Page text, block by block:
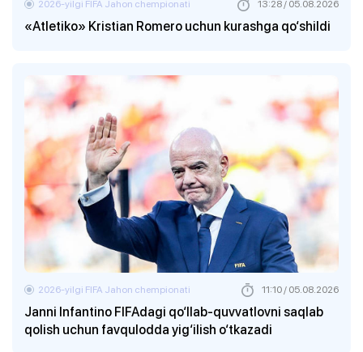
«Atletiko» Kristian Romero uchun kurashga qo‘shildi
2026-yilgi FIFA Jahon chempionati 13:28 / 05.08.2026
Janni Infantino FIFAdagi qo‘llab-quvvatlovni saqlab
qolish uchun favqulodda yig‘ilish o‘tkazadi
2026-yilgi FIFA Jahon chempionati 11:10 / 05.08.2026